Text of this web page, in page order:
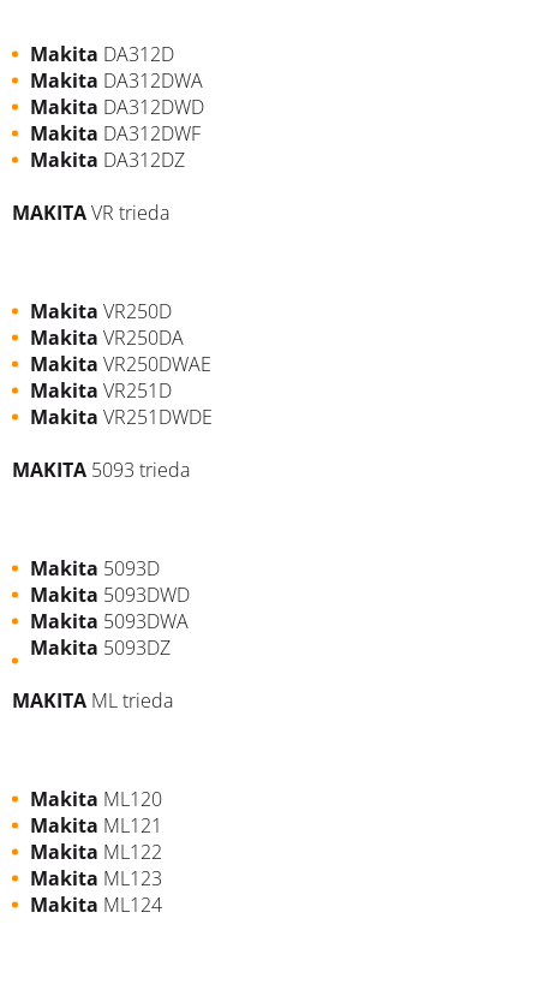
Makita DA312D
Makita DA312DWA
Makita DA312DWD
Makita DA312DWF
Makita DA312DZ
MAKITAVR trieda
Makita VR250D
Makita VR250DA
Makita VR250DWAE
Makita VR251D
Makita VR251DWDE
MAKITA 5093 trieda
Makita 5093D
Makita 5093DWD
Makita 5093DWA
Makita 5093DZ
MAKITA ML trieda
Makita ML120
Makita ML121
Makita ML122
Makita ML123
Makita ML124